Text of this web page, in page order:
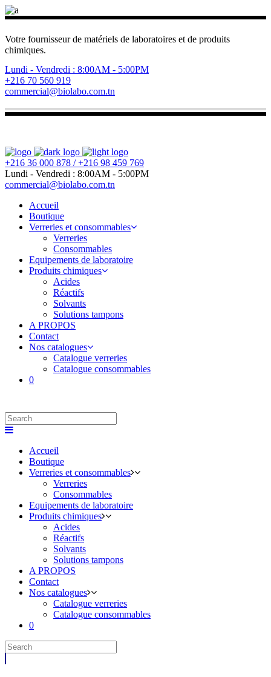
Votre fournisseur de matériels de laboratoires et de produits
chimiques.
Lundi - Vendredi : 8:00AM - 5:00PM
+216 70 560 919
commercial@biolabo.com.tn
+216 36 000 878 / +216 98 459 769
Lundi - Vendredi : 8:00AM - 5:00PM
commercial@biolabo.com.tn
Accueil
Boutique
Verreries et consommables
Verreries
Consommables
Equipements de laboratoire
Produits chimiques
Acides
Réactifs
Solvants
Solutions tampons
A PROPOS
Contact
Nos catalogues
Catalogue verreries
Catalogue consommables
0
Accueil
Boutique
Verreries et consommables
Verreries
Consommables
Equipements de laboratoire
Produits chimiques
Acides
Réactifs
Solvants
Solutions tampons
A PROPOS
Contact
Nos catalogues
Catalogue verreries
Catalogue consommables
0